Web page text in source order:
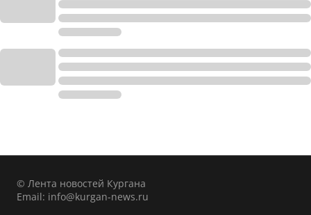
© Лента новостей Кургана
Email: info@kurgan-news.ru